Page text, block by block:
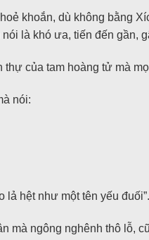
khoắn, dù không bằng
là khó ưa, tiến đến gần,
của tam hoàng tử mà
nói:
hệt như một tên yếu đuối”.
mà ngông nghênh thô lỗ,